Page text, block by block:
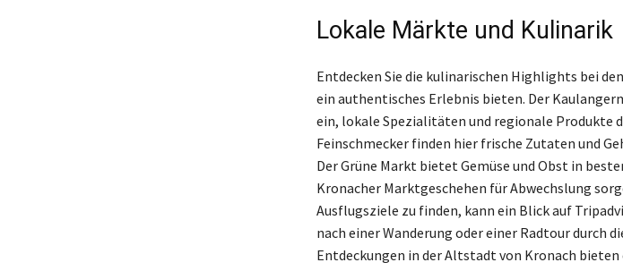
Lokale Märkte und Kulinarik
Entdecken Sie die kulinarischen Highlights bei
ein authentisches Erlebnis bieten. Der
ein, lokale Spezialitäten und regionale Produkte
Feinschmecker finden hier frische Zutaten und
Der Grüne Markt bietet Gemüse und Obst in
Kronacher Marktgeschehen für Abwechslung
Ausflugsziele zu finden, kann ein Blick auf
nach einer Wanderung oder einer Radtour durch
Entdeckungen in der Altstadt von Kronach